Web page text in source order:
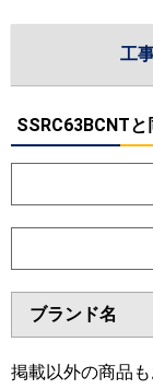
工
SSRC63BCNT
ダイキン
東芝
ダイキン
ブランド名
掲載以外の商品